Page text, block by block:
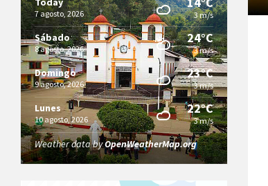
7 agosto, 2026 3 m/s
Sábado
8 agosto, 2026
24°C
3 m/s
Domingo
9 agosto, 2026
23°C
3 m/s
Lunes
10 agosto, 2026
22°C
3 m/s
Weather data byOpenWeatherMap.org